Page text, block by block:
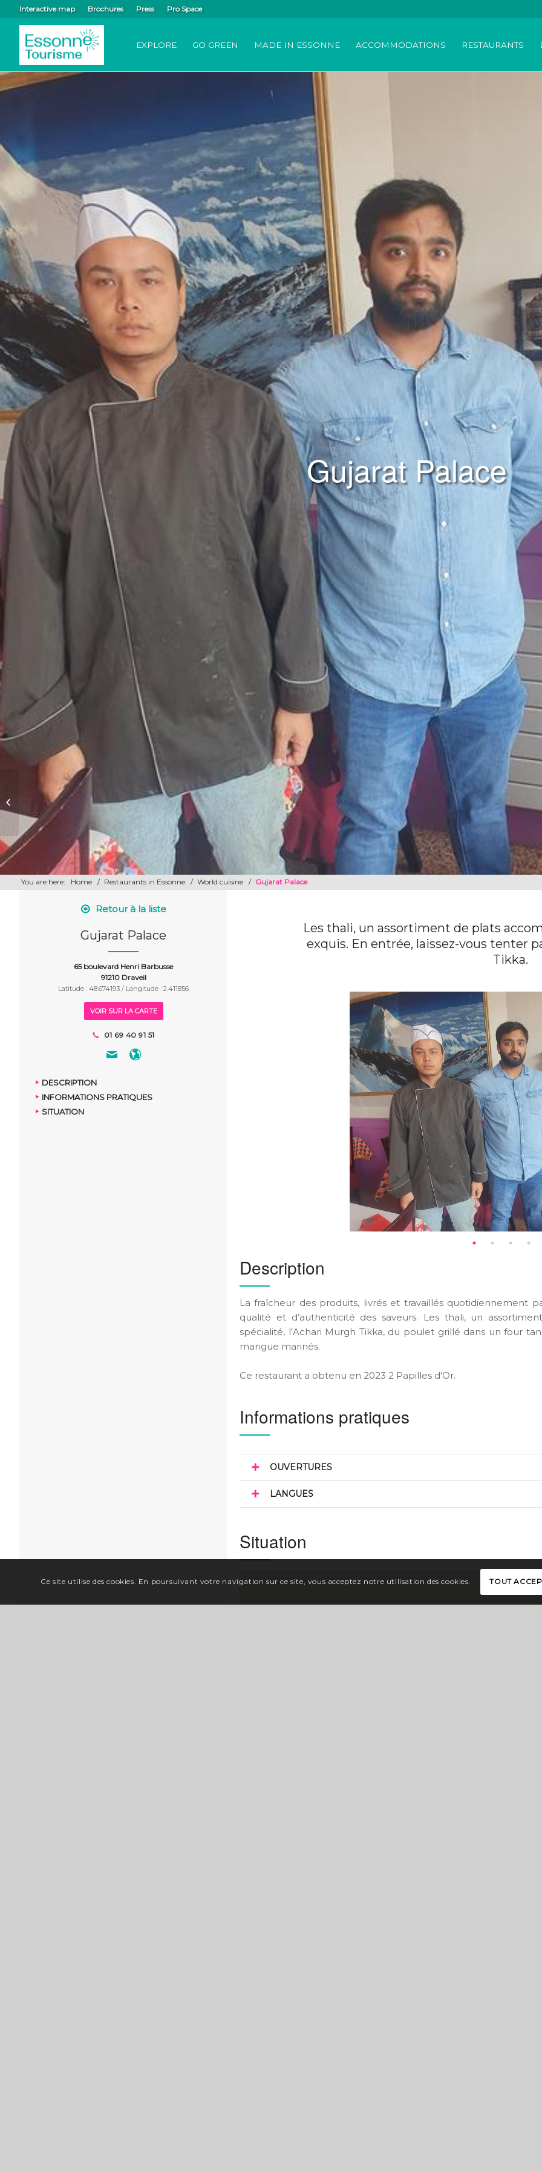
Interactive map Brochures Press Pro Space
EXPLORE GO GREEN MADE IN ESSONNE ACCOMMODATIONS RESTAURANTS
Gujarat Palace
You are here: Home / Restaurants in Essonne / World cuisine / Gujarat Palace
Retour à la liste
Gujarat Palace
65 boulevard Henri Barbusse
91210 Draveil
Latitude : 48.674193 / Longitude : 2.411856
VOIR SUR LA CARTE
01 69 40 91 51
DESCRIPTION
INFORMATIONS PRATIQUES
SITUATION
Les thali, un assortiment de plats
exquis. En entrée, laissez-vous tenter
Tikka.
Description
La fraîcheur des produits, livrés et travaillés quotidiennement
qualité et d’authenticité des saveurs. Les thali, un
spécialité, l’Achari Murgh Tikka, du poulet grillé dans un four
mangue marinés.
Ce restaurant a obtenu en 2023 2 Papilles d'Or.
Informations pratiques
OUVERTURES
LANGUES
Situation
Le Grand Pacha d’Himalaya
Ce site utilise des cookies. En poursuivant votre navigation sur ce site, vous acceptez notre utilisation des cookies. TOUT